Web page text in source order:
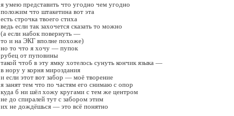
я умею представить что угодно чем угодно
положим что штакетина вот эта
есть строчка твоего стиха
ведь если так захочется сказать то можно
(а если набок повернуть —
то и на ЭКГ вполне похоже)
но то что я хочу — пупок
рубец от пуповины
такой чтоб в эту ямку хотелось сунуть кончик языка —
в нору у корня мироздания
и если этот вот забор — моё творение
я занят тем что по частям его снимаю с опор
куда б ни шёл хожу кругами с тем же центром
не до спиралей тут с забором этим
их не дождёшься — это всё понятно